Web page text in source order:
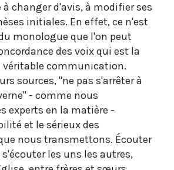
changer d'avis, à modifier ses
initiales. En effet, ce n'est
monologue que l'on peut
des voix qui est la
véritable communication.
sources, "ne pas s'arrêter à
- comme nous
experts en la matière -
et le sérieux des
nous transmettons. Écouter
les uns les autres,